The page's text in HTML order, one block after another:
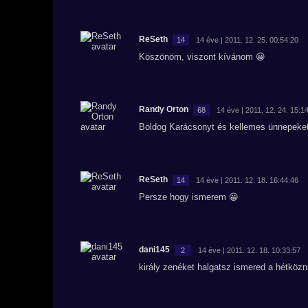
ReSeth 14 14 éve | 2011. 12. 25. 00:54:20
Köszönöm, viszont kívánom 😀
Randy Orton 68 14 éve | 2011. 12. 24.
Boldog Karácsonyt és kellemes
ReSeth 14 14 éve | 2011. 12. 18. 16:44:46
Persze hogy ismerem 😀
dani145 2 14 éve | 2011. 12. 18. 10:33:57
király zenéket halgatsz ismered a